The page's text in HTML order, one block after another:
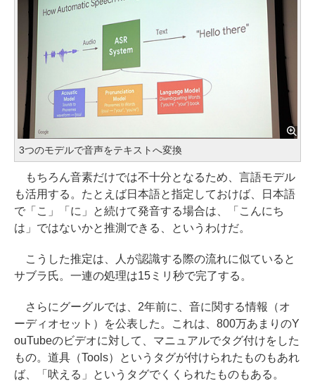
3つのモデルで音声をテキストへ変換
もちろん音素だけでは不十分となるため、言語モデル
も活用する。たとえば日本語と指定しておけば、日本語
で「こ」「に」と続けて発音する場合は、「こんにち
は」ではないかと推測できる、というわけだ。
こうした推定は、人が認識する際の流れに似ていると
サブラ氏。一連の処理は15ミリ秒で完了する。
さらにグーグルでは、2年前に、音に関する情報（オ
ーディオセット）を公表した。これは、800万あまりのY
ouTubeのビデオに対して、マニュアルでタグ付けをした
もの。道具（Tools）というタグが付けられたものもあれ
ば、「吠える」というタグでくくられたものもある。